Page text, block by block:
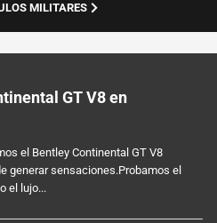
MILITARES
GT V8 en
el Bentley Continental GT V8
generar sensaciones.Probamos el
el lujo...